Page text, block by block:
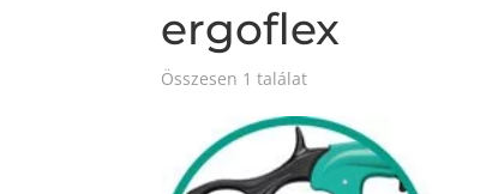
ergoflex
Összesen 1 találat